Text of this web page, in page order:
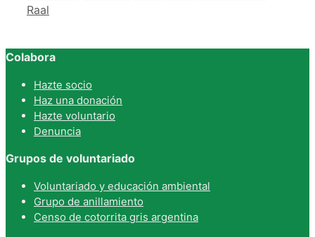
Raal
Colabora
Hazte socio
Haz una donación
Hazte voluntario
Denuncia
Grupos de voluntariado
Voluntariado y educación ambiental
Grupo de anillamiento
Censo de cotorrita gris argentina